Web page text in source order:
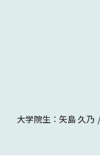
大学院生： 矢島 久乃